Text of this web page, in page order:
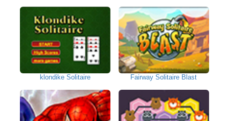
klondike Solitaire Fairway Solitaire Blast